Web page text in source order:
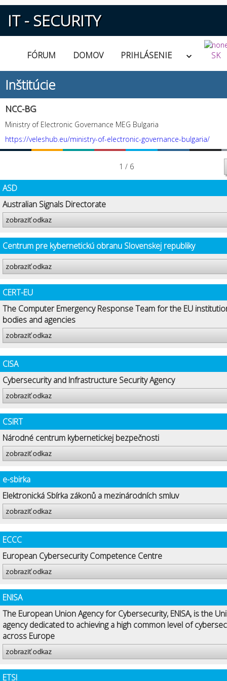
IT - SECURITY
FÓRUM DOMOV PRIHLÁSENIE SK
Inštitúcie
NCC-BG
Ministry of Electronic Governance MEG Bulgaria
https://veleshub.eu/ministry-of-electronic-governance-bulgaria/
1 / 6
ASD
Australian Signals Directorate
zobraziť odkaz
Centrum pre kybernetickú obranu Slovenskej republiky
zobraziť odkaz
CERT-EU
The Computer Emergency Response Team for the EU
bodies and agencies
zobraziť odkaz
CISA
Cybersecurity and Infrastructure Security Agency
zobraziť odkaz
CSIRT
Národné centrum kybernetickej bezpečnosti
zobraziť odkaz
e-sbirka
Elektronická Sbírka zákonů a mezinárodních smluv
zobraziť odkaz
ECCC
European Cybersecurity Competence Centre
zobraziť odkaz
ENISA
The European Union Agency for Cybersecurity, ENISA, is the
agency dedicated to achieving a high common level of
across Europe
zobraziť odkaz
ETSI